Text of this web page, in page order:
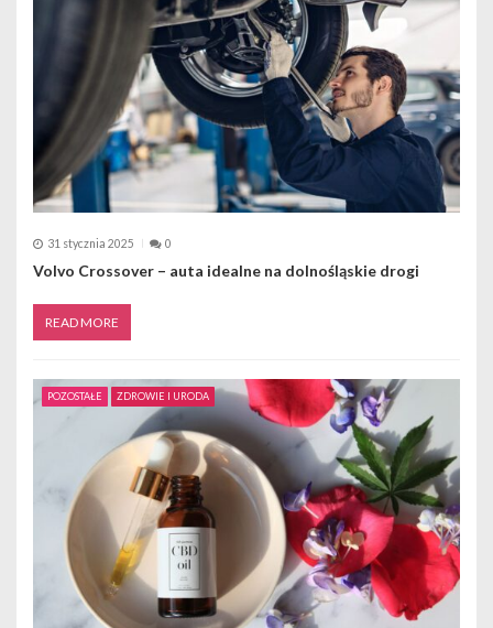
31 stycznia 2025 0
Volvo Crossover – auta idealne na dolnośląskie drogi
READ MORE
POZOSTAŁE ZDROWIE I URODA